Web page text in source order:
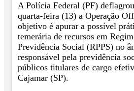
A Polícia Federal (PF)
quarta-feira (13) a Operação
objetivo é apurar a possível
temerária de recursos em
Previdência Social (RPPS) no
responsável pela previdência
públicos titulares de cargo
Cajamar (SP).